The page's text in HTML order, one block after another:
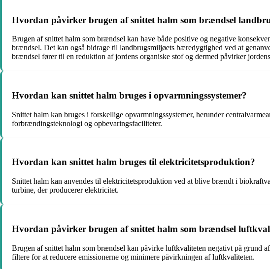
Hvordan påvirker brugen af snittet halm som brændsel
Brugen af snittet halm som brændsel kan have både positive og negative
brændsel. Det kan også bidrage til landbrugsmiljøets bæredygtighed ved at
brændsel fører til en reduktion af jordens organiske stof og dermed påvirker
Hvordan kan snittet halm bruges i opvarmningssystemer?
Snittet halm kan bruges i forskellige opvarmningssystemer, herunder
forbrændingsteknologi og opbevaringsfaciliteter.
Hvordan kan snittet halm bruges til elektricitetsproduktion?
Snittet halm kan anvendes til elektricitetsproduktion ved at blive brændt i
turbine, der producerer elektricitet.
Hvordan påvirker brugen af snittet halm som brændsel
Brugen af snittet halm som brændsel kan påvirke luftkvaliteten negativt på grund
filtere for at reducere emissionerne og minimere påvirkningen af luftkvaliteten.